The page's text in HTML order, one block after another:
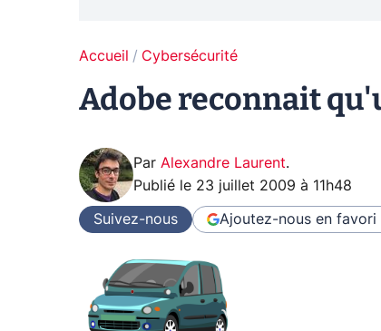
Accueil Cybersécurité
Adobe reconnait
Par Alexandre Laurent.
Publié le 23 juillet 2009 à 11h48
Suivez-nous Ajoutez-nous en favori